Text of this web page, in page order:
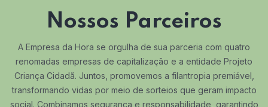
Nossos Parceiros
A Empresa da Hora se orgulha de sua parceria com quatro
renomadas empresas de capitalização e a entidade Projeto
Criança Cidadã. Juntos, promovemos a filantropia premiável,
transformando vidas por meio de sorteios que geram impacto
social. Combinamos segurança e responsabilidade, garantindo